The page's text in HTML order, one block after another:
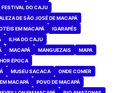
FESTIVAL DO CAJU
DE SÃO JOSÉ DE MACAPÁ
EM MACAPÁ
IGARAPÉS
ILHA DO CAJU
MACAPÁ MANGUEZAIS
MAPA
ÉPOCA
MUSEU SACACA
ONDE COMER
MACAPÁ
POVO DE MACAPÁ